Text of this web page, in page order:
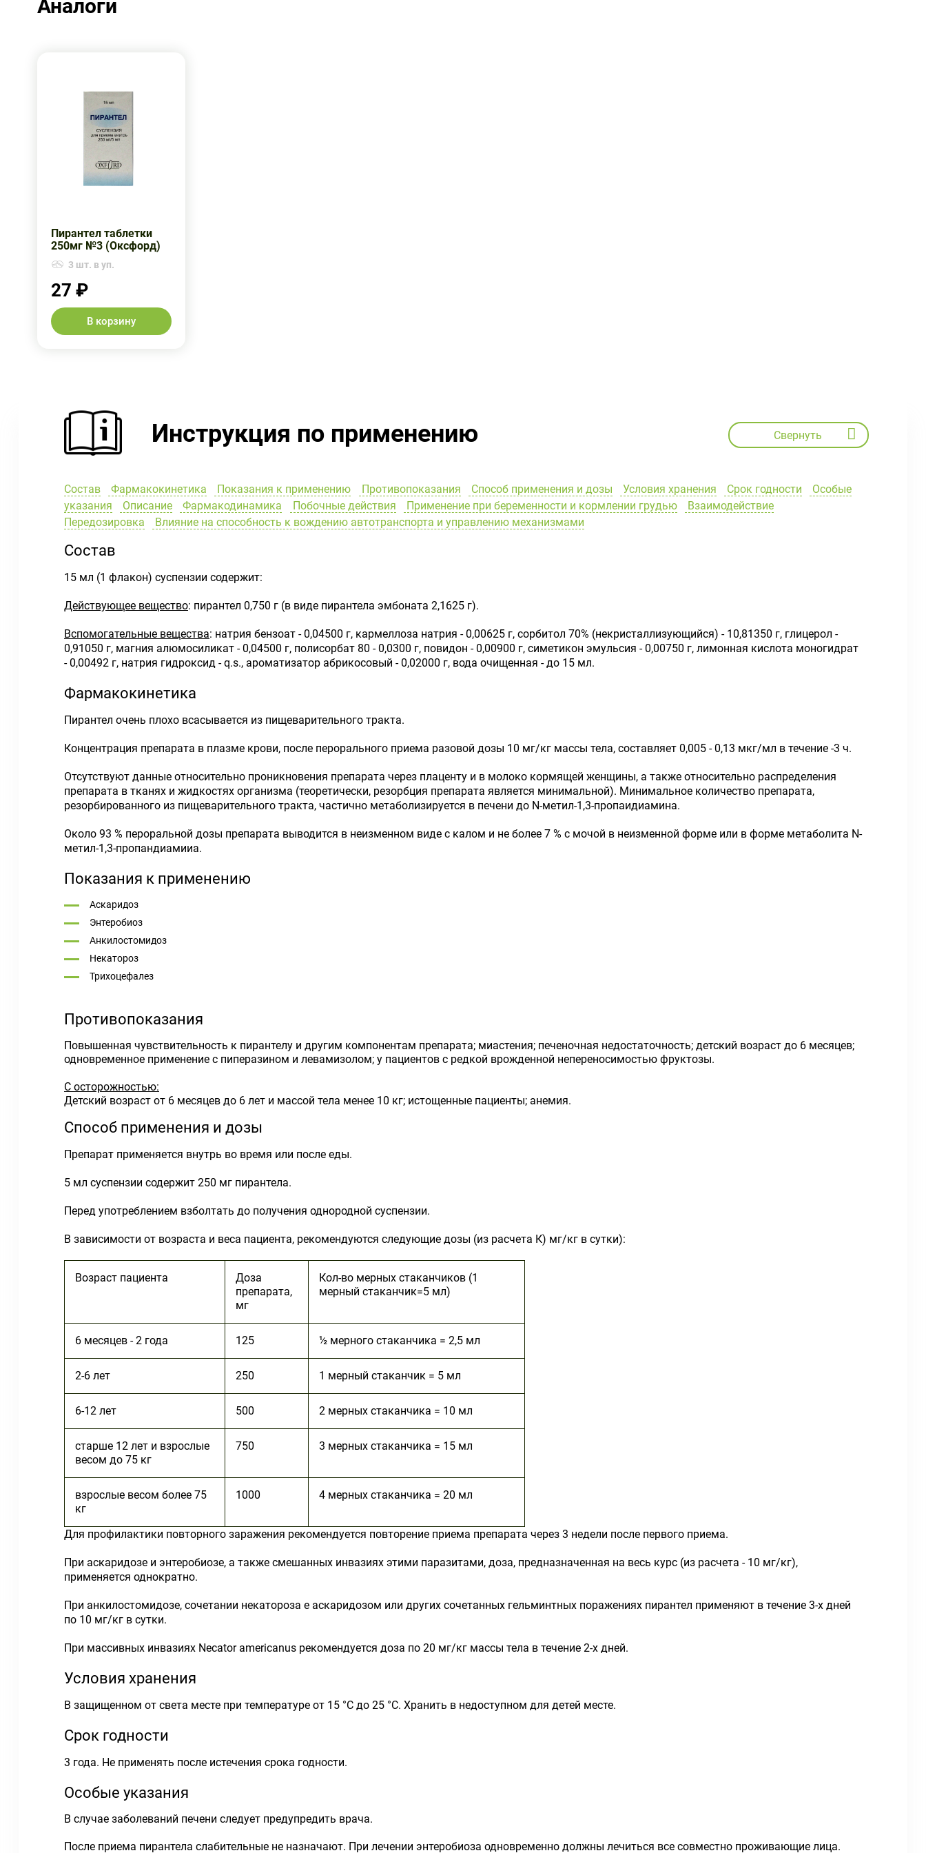
Аналоги
Пирантел таблетки
250мг №3 (Оксфорд)
3 шт. в уп.
27 ₽
В корзину
Инструкция по применению Свернуть
Состав Фармакокинетика Показания к применению Противопоказания Способ применения и дозы Условия хранения Срок годности
Особые
указания
Описание Фармакодинамика Побочные действия Применение при беременности и кормлении грудью
Взаимодействие
Передозировка
Влияние на способность к вождению автотранспорта и управлению механизмами
Состав
15 мл (1 флакон) суспензии содержит:
Действующее вещество: пирантел 0,750 г (в виде пирантела эмбоната 2,1625 г).
Вспомогательные вещества: натрия бензоат - 0,04500 г, кармеллоза натрия - 0,00625 г, сорбитол 70% (некристаллизующийся) - 10,81350 г, глицерол -
0,91050 г, магния алюмосиликат - 0,04500 г, полисорбат 80 - 0,0300 г, повидон - 0,00900 г, симетикон эмульсия - 0,00750 г, лимонная кислота моногидрат
- 0,00492 г, натрия гидроксид - q.s., ароматизатор абрикосовый - 0,02000 г, вода очищенная - до 15 мл.
Фармакокинетика
Пирантел очень плохо всасывается из пищеварительного тракта.
Концентрация препарата в плазме крови, после перорального приема разовой дозы 10 мг/кг массы тела, составляет 0,005 - 0,13 мкг/мл в течение -3 ч.
Отсутствуют данные относительно проникновения препарата через плаценту и в молоко кормящей женщины, а также относительно распределения
препарата в тканях и жидкостях организма (теоретически, резорбция препарата является минимальной). Минимальное количество препарата,
резорбированного из пищеварительного тракта, частично метаболизируется в печени до N-метил-1,3-пропаидиамина.
Около 93 % пероральной дозы препарата выводится в неизменном виде с калом и не более 7 % с мочой в неизменной форме или в форме метаболита N-
метил-1,3-пропандиамииа.
Показания к применению
Аскаридоз
Энтеробиоз
Анкилостомидоз
Некатороз
Трихоцефалез
Противопоказания
Повышенная чувствительность к пирантелу и другим компонентам препарата; миастения; печеночная недостаточность; детский возраст до 6 месяцев;
одновременное применение с пиперазином и левамизолом; у пациентов с редкой врожденной непереносимостью фруктозы.
С осторожностью:
Детский возраст от 6 месяцев до 6 лет и массой тела менее 10 кг; истощенные пациенты; анемия.
Способ применения и дозы
Препарат применяется внутрь во время или после еды.
5 мл суспензии содержит 250 мг пирантела.
Перед употреблением взболтать до получения однородной суспензии.
В зависимости от возраста и веса пациента, рекомендуются следующие дозы (из расчета К) мг/кг в сутки):
Возраст пациента
Доза
препарата,
мг
Кол-во мерных стаканчиков (1
мерный cтаканчик=5 мл)
6 месяцев - 2 года 125 ½ мерного стаканчика = 2,5 мл
2-6 лет 250 1 мерный стаканчик = 5 мл
6-12 лет 500 2 мерных стаканчика = 10 мл
старше 12 лет и взрослые
весом до 75 кг
750 3 мерных стаканчика = 15 мл
взрослые весом более 75
кг
1000 4 мерных стаканчика = 20 мл
Для профилактики повторного заражения рекомендуется повторение приема препарата через 3 недели после первого приема.
При аскаридозе и энтеробиозе, а также смешанных инвазиях этими паразитами, доза, предназначенная на весь курс (из расчета - 10 мг/кг),
применяется однократно.
При анкилостомидозе, сочетании некатороза е аскаридозом или других сочетанных гельминтных поражениях пирантел применяют в течение 3-х дней
по 10 мг/кг в сутки.
При массивных инвазиях Necator americanus рекомендуется доза по 20 мг/кг массы тела в течение 2-х дней.
Условия хранения
В защищенном от света месте при температуре от 15 °С до 25 °С. Хранить в недоступном для детей месте.
Срок годности
3 года. Не применять после истечения срока годности.
Особые указания
В случае заболеваний печени следует предупредить врача.
После приема пирантела слабительные не назначают. При лечении энтеробиоза одновременно должны лечиться все совместно проживающие лица.